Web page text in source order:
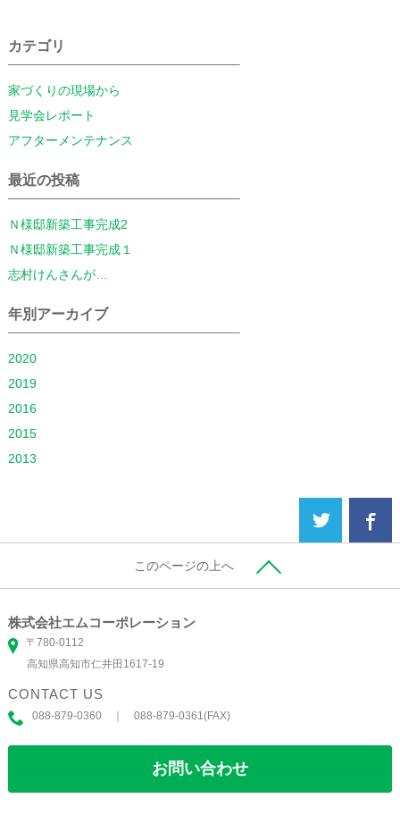
カテゴリ
家づくりの現場から
見学会レポート
アフターメンテナンス
最近の投稿
Ｎ様邸新築工事完成2
Ｎ様邸新築工事完成１
志村けんさんが…
年別アーカイブ
2020
2019
2016
2015
2013
このページの上へ
株式会社エムコーポレーション
〒780-0112
高知県高知市仁井田1617-19
CONTACT US
088-879-0360 ｜ 088-879-0361(FAX)
お問い合わせ